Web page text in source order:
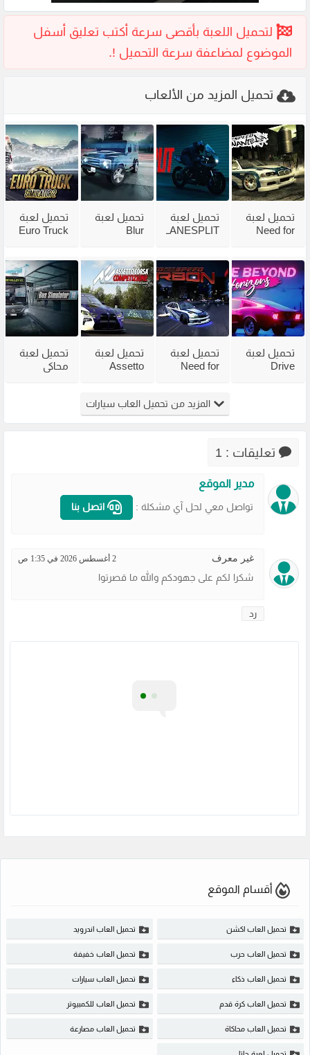
تحميل المزيد من الألعاب
تحميل لعبة
Need for
Wanted
2005 من
ميديا فاير
تحميل لعبة
LANESPLIT
فاير مجانًا
تحميل لعبة
Blur
فاير
مضغوطة
بحجم صغير
تحميل لعبة
Euro Truck
وللاندرويد
تحميل لعبة
Drive
تحميل لعبة
Need for
ميديا فاير
مجانًا
تحميل لعبة
Assetto
للكمبيوتر
مجانًا
تحميل لعبة
محاكي
المزيد من تحميل العاب سيارات
تعليقات : 1
مدير الموقع
تواصل معي لحل آي مشكلة : اتصل بنا
غير معرف 2 أغسطس 2026 في 1:35 ص
شكرا لكم على جهودكم والله ما قصرتوا
رد
أقسام الموقع
تحميل العاب اكشن تحميل العاب اندرويد
تحميل العاب حرب تحميل العاب خفيفة
تحميل العاب ذكاء تحميل العاب سيارات
تحميل العاب كرة قدم تحميل العاب للكمبيوتر
تحميل العاب محاكاة تحميل العاب مصارعة